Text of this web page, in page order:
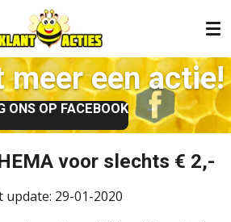
een actie!
ONS OP FACEBOOK
voor slechts € 2,-
update: 29-01-2020